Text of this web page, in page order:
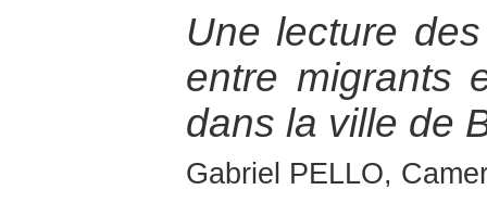
Une lecture
entre migrants
dans la ville de
Gabriel PELLO,